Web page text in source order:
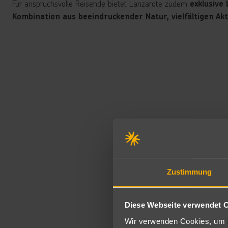
Zustimmung
Diese Webseite verwendet
Wir verwenden Cookies,
Für anspruchsvolle Reisende bietet Lanzarote zudem
Kombination aus beeindruckender Natur, vielfältigen